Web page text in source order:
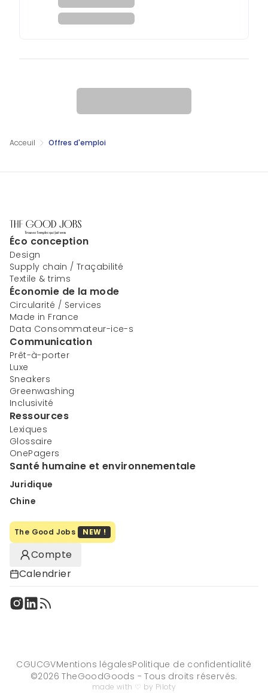
Acceuil Offres d'emploi
Éco conception
Design
Supply chain / Traçabilité
Textile & trims
Économie de la mode
Circularité / Services
Made in France
Data Consommateur-ice-s
Communication
Prêt-à-porter
Luxe
Sneakers
Greenwashing
Inclusivité
Ressources
Lexiques
Glossaire
OnePagers
Santé humaine et environnementale
Juridique
Chine
The Good Jobs NEW !
Compte
Calendrier
CGUCGVMentions légalesPolitique de confidentialité
©2026 TheGoodGoods - Tous droits réservés.
made with ♡ by Piloty